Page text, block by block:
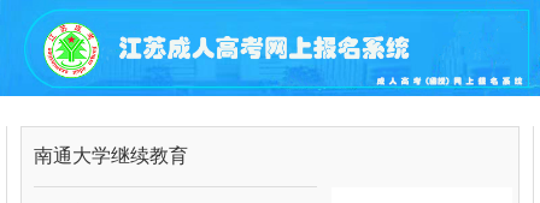
南通大学继续教育